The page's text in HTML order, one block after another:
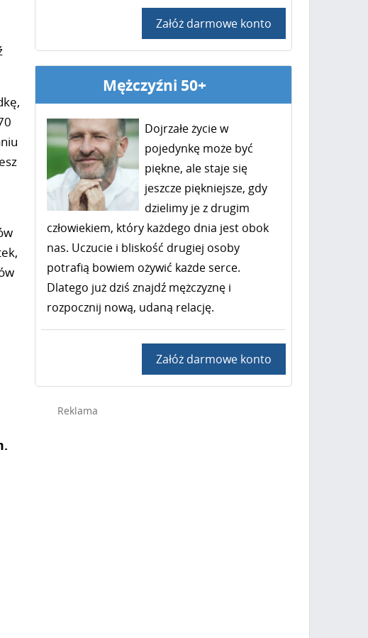
Załóż darmowe konto
Mężczyźni 50+
Dojrzałe życie w
pojedynkę może być
piękne, ale staje się
jeszcze piękniejsze, gdy
dzielimy je z drugim
człowiekiem, który każdego dnia jest obok
nas. Uczucie i bliskość drugiej osoby
potrafią bowiem ożywić każde serce.
Dlatego już dziś znajdź mężczyznę i
rozpocznij nową, udaną relację.
Załóż darmowe konto
Reklama